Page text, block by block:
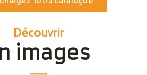
Découvrir
images